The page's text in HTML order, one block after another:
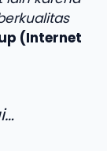
(Internet